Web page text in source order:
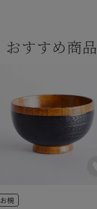
おすすめ商品
お椀